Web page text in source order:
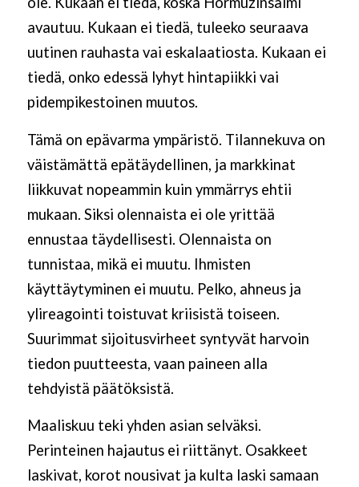
avautuu. Kukaan ei tiedä, tuleeko seuraava
uutinen rauhasta vai eskalaatiosta. Kukaan ei
tiedä, onko edessä lyhyt hintapiikki vai
pidempikestoinen muutos.
Tämä on epävarma ympäristö. Tilannekuva on
väistämättä epätäydellinen, ja markkinat
liikkuvat nopeammin kuin ymmärrys ehtii
mukaan. Siksi olennaista ei ole yrittää
ennustaa täydellisesti. Olennaista on
tunnistaa, mikä ei muutu. Ihmisten
käyttäytyminen ei muutu. Pelko, ahneus ja
ylireagointi toistuvat kriisistä toiseen.
Suurimmat sijoitusvirheet syntyvät harvoin
tiedon puutteesta, vaan paineen alla
tehdyistä päätöksistä.
Maaliskuu teki yhden asian selväksi.
Perinteinen hajautus ei riittänyt. Osakkeet
laskivat, korot nousivat ja kulta laski samaan